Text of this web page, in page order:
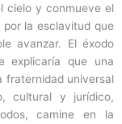
cielo y conmueve el
la esclavitud que
avanzar. El éxodo
explicaría que una
fraternidad universal
cultural y jurídico,
camine en la